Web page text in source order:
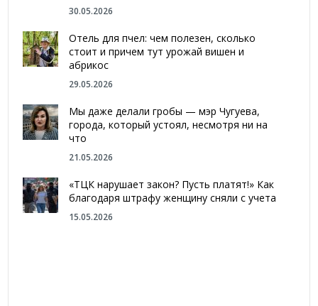
30.05.2026
Отель для пчел: чем полезен, сколько
стоит и причем тут урожай вишен и
абрикос
29.05.2026
Мы даже делали гробы — мэр Чугуева,
города, который устоял, несмотря ни на
что
21.05.2026
«ТЦК нарушает закон? Пусть платят!» Как
благодаря штрафу женщину сняли с учета
15.05.2026